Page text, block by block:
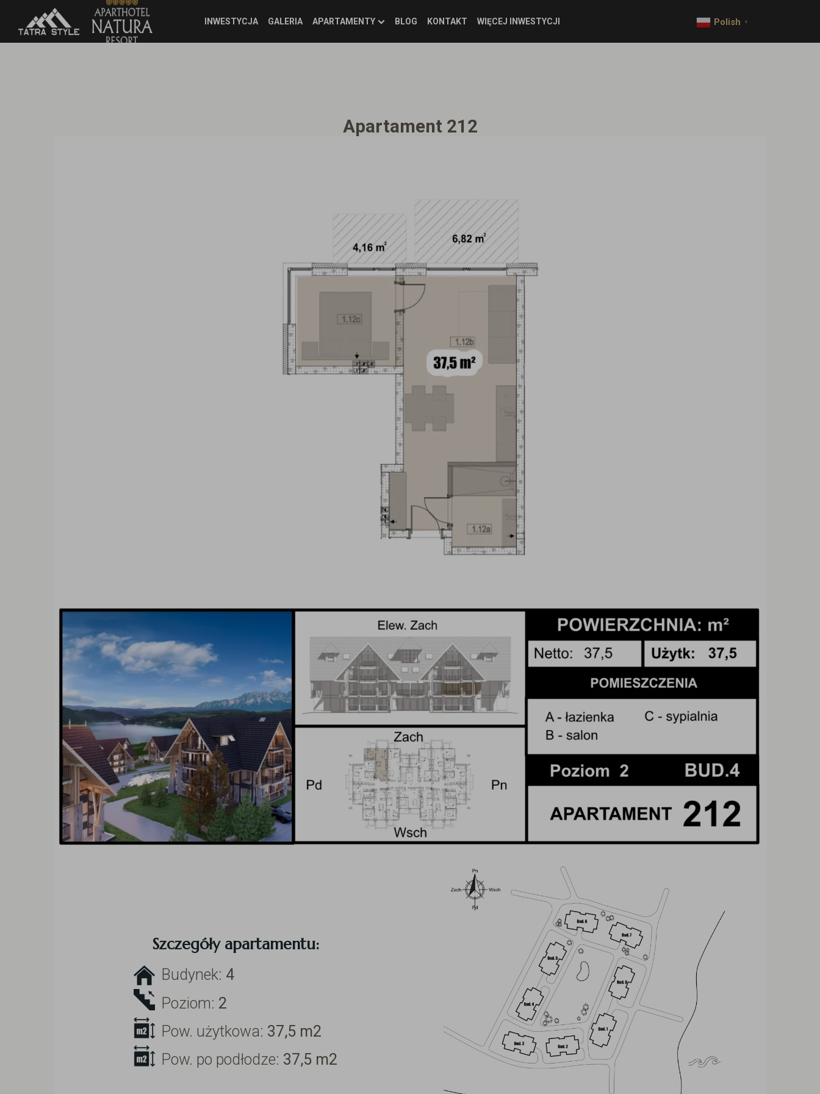
INWESTYCJA GALERIA APARTAMENTY BLOG KONTAKT WIĘCEJ INWESTYCJI Polish ▼
Apartament 212
Szczegóły apartamentu:
Budynek: 4
Poziom: 2
Pow. użytkowa: 37,5 m2
Pow. po podłodze: 37,5 m2